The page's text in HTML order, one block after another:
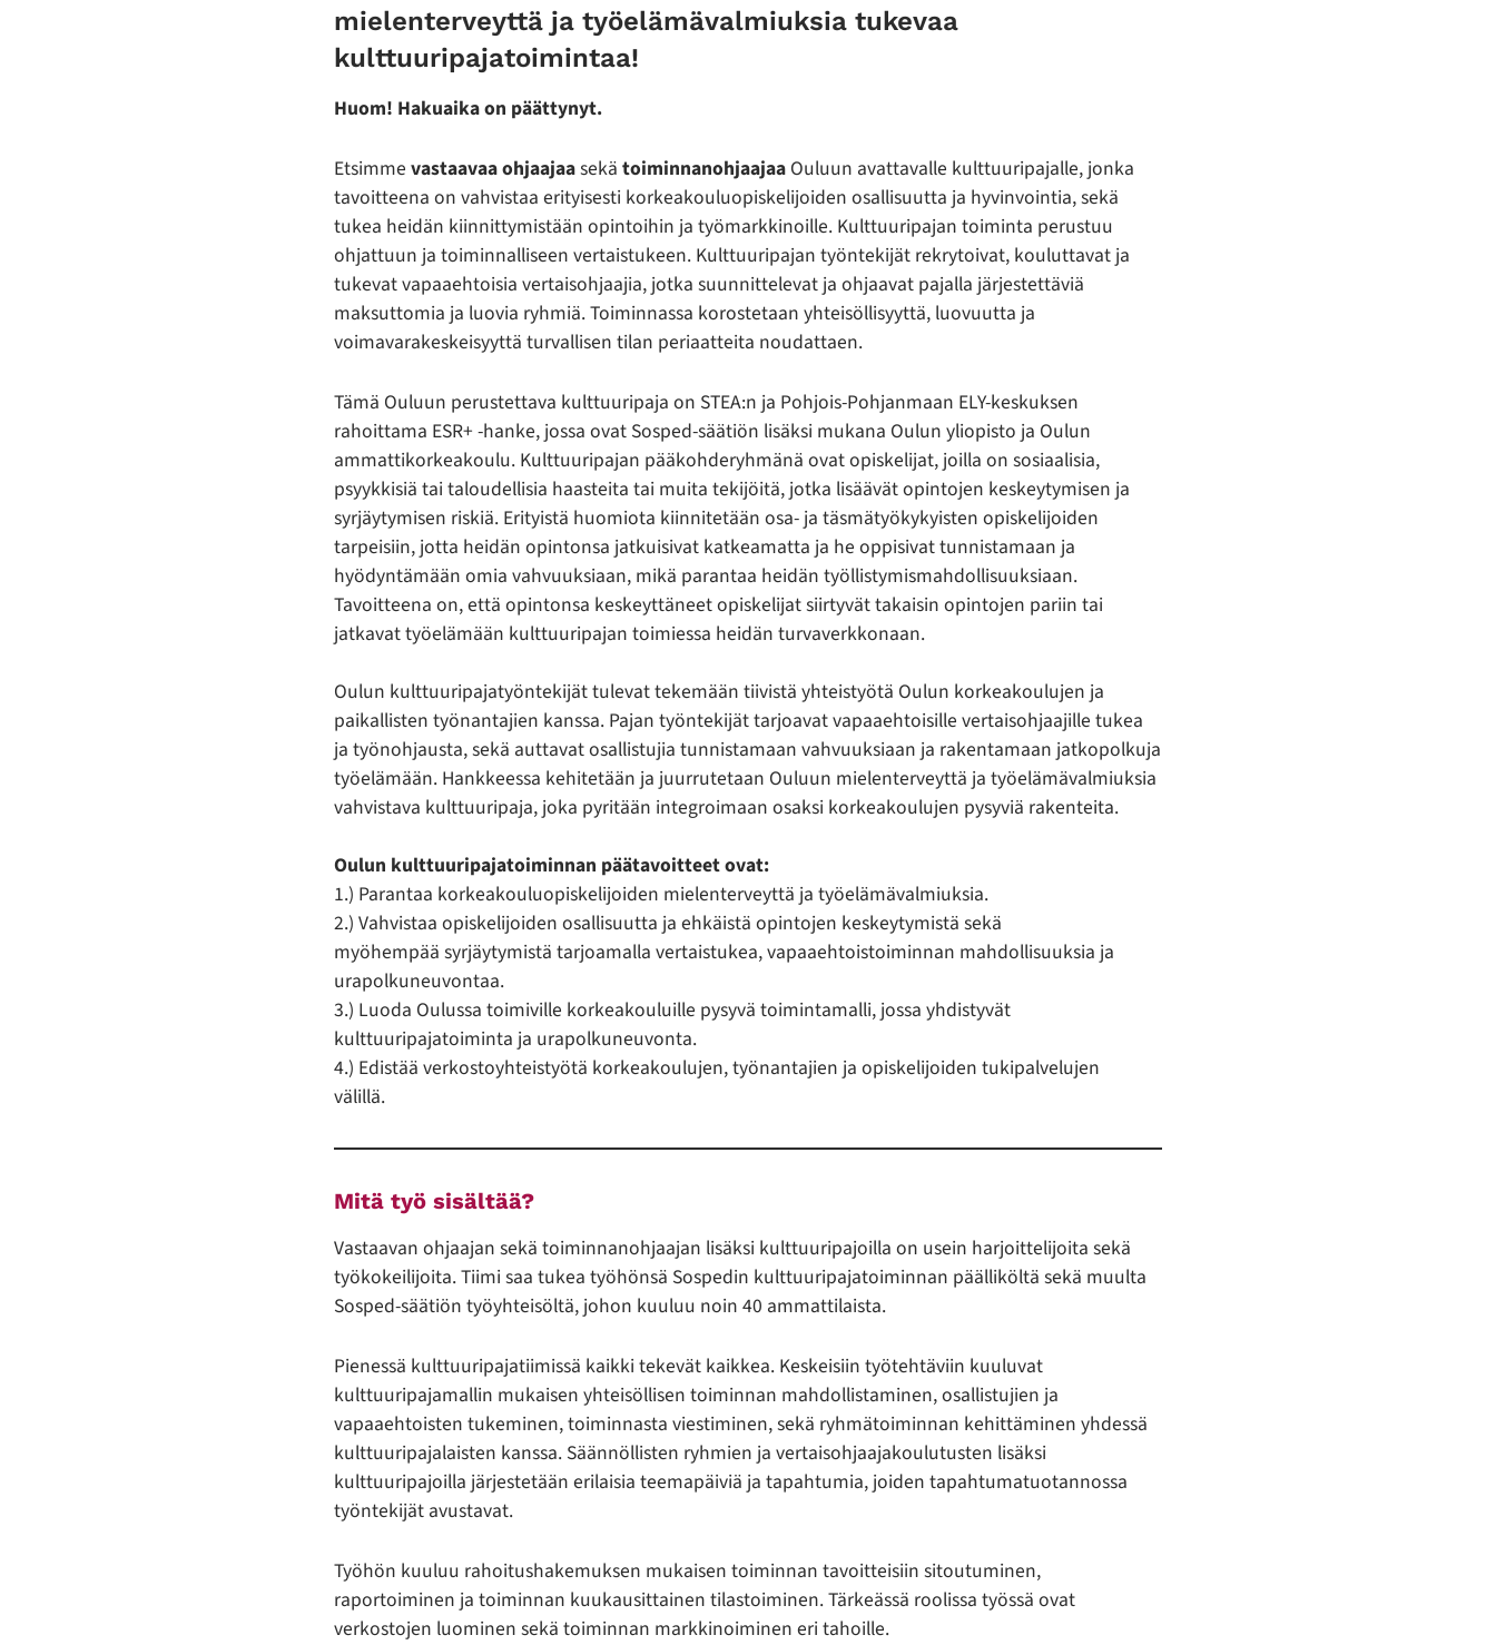
mielenterveyttä ja työelämävalmiuksia tukevaa
kulttuuripajatoimintaa!
Huom! Hakuaika on päättynyt.
Etsimmevastaavaa ohjaajaasekätoiminnanohjaajaa Ouluun avattavalle kulttuuripajalle, jonka
tavoitteena on vahvistaa erityisesti korkeakouluopiskelijoiden osallisuutta ja hyvinvointia, sekä
tukea heidän kiinnittymistään opintoihin ja työmarkkinoille. Kulttuuripajan toiminta perustuu
ohjattuun ja toiminnalliseen vertaistukeen. Kulttuuripajan työntekijät rekrytoivat, kouluttavat ja
tukevat vapaaehtoisia vertaisohjaajia, jotka suunnittelevat ja ohjaavat pajalla järjestettäviä
maksuttomia ja luovia ryhmiä. Toiminnassa korostetaan yhteisöllisyyttä, luovuutta ja
voimavarakeskeisyyttä turvallisen tilan periaatteita noudattaen.
Tämä Ouluun perustettava kulttuuripaja on STEA:n ja Pohjois-Pohjanmaan ELY-keskuksen
rahoittama ESR+ -hanke, jossa ovat Sosped-säätiön lisäksi mukana Oulun yliopisto ja Oulun
ammattikorkeakoulu. Kulttuuripajan pääkohderyhmänä ovat opiskelijat, joilla on sosiaalisia,
psyykkisiä tai taloudellisia haasteita tai muita tekijöitä, jotka lisäävät opintojen keskeytymisen ja
syrjäytymisen riskiä. Erityistä huomiota kiinnitetään osa- ja täsmätyökykyisten opiskelijoiden
tarpeisiin, jotta heidän opintonsa jatkuisivat katkeamatta ja he oppisivat tunnistamaan ja
hyödyntämään omia vahvuuksiaan, mikä parantaa heidän työllistymismahdollisuuksiaan.
Tavoitteena on, että opintonsa keskeyttäneet opiskelijat siirtyvät takaisin opintojen pariin tai
jatkavat työelämään kulttuuripajan toimiessa heidän turvaverkkonaan.
Oulun kulttuuripajatyöntekijät tulevat tekemään tiivistä yhteistyötä Oulun korkeakoulujen ja
paikallisten työnantajien kanssa. Pajan työntekijät tarjoavat vapaaehtoisille vertaisohjaajille tukea
ja työnohjausta, sekä auttavat osallistujia tunnistamaan vahvuuksiaan ja rakentamaan jatkopolkuja
työelämään. Hankkeessa kehitetään ja juurrutetaan Ouluun mielenterveyttä ja työelämävalmiuksia
vahvistava kulttuuripaja, joka pyritään integroimaan osaksi korkeakoulujen pysyviä rakenteita.
Oulun kulttuuripajatoiminnan päätavoitteet ovat:
1.) Parantaa korkeakouluopiskelijoiden mielenterveyttä ja työelämävalmiuksia.
2.) Vahvistaa opiskelijoiden osallisuutta ja ehkäistä opintojen keskeytymistä sekä
myöhempää syrjäytymistä tarjoamalla vertaistukea, vapaaehtoistoiminnan mahdollisuuksia ja
urapolkuneuvontaa.
3.) Luoda Oulussa toimiville korkeakouluille pysyvä toimintamalli, jossa yhdistyvät
kulttuuripajatoiminta ja urapolkuneuvonta.
4.) Edistää verkostoyhteistyötä korkeakoulujen, työnantajien ja opiskelijoiden tukipalvelujen
välillä.
Mitä työ sisältää?
Vastaavan ohjaajan sekä toiminnanohjaajan lisäksi kulttuuripajoilla on usein harjoittelijoita sekä
työkokeilijoita. Tiimi saa tukea työhönsä Sospedin kulttuuripajatoiminnan päälliköltä sekä muulta
Sosped-säätiön työyhteisöltä, johon kuuluu noin 40 ammattilaista.
Pienessä kulttuuripajatiimissä kaikki tekevät kaikkea. Keskeisiin työtehtäviin kuuluvat
kulttuuripajamallin mukaisen yhteisöllisen toiminnan mahdollistaminen, osallistujien ja
vapaaehtoisten tukeminen, toiminnasta viestiminen, sekä ryhmätoiminnan kehittäminen yhdessä
kulttuuripajalaisten kanssa. Säännöllisten ryhmien ja vertaisohjaajakoulutusten lisäksi
kulttuuripajoilla järjestetään erilaisia teemapäiviä ja tapahtumia, joiden tapahtumatuotannossa
työntekijät avustavat.
Työhön kuuluu rahoitushakemuksen mukaisen toiminnan tavoitteisiin sitoutuminen,
raportoiminen ja toiminnan kuukausittainen tilastoiminen. Tärkeässä roolissa työssä ovat
verkostojen luominen sekä toiminnan markkinoiminen eri tahoille.